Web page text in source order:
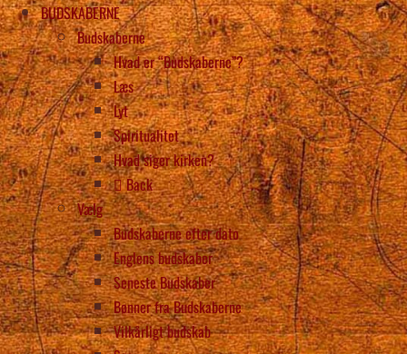
BUDSKABERNE
Budskaberne
Hvad er “Budskaberne”?
Læs
Lyt
Spiritualitet
Hvad siger kirken?
Back
Vælg
Budskaberne efter dato
Englens budskaber
Seneste Budskaber
Bønner fra Budskaberne
Vilkårligt budskab